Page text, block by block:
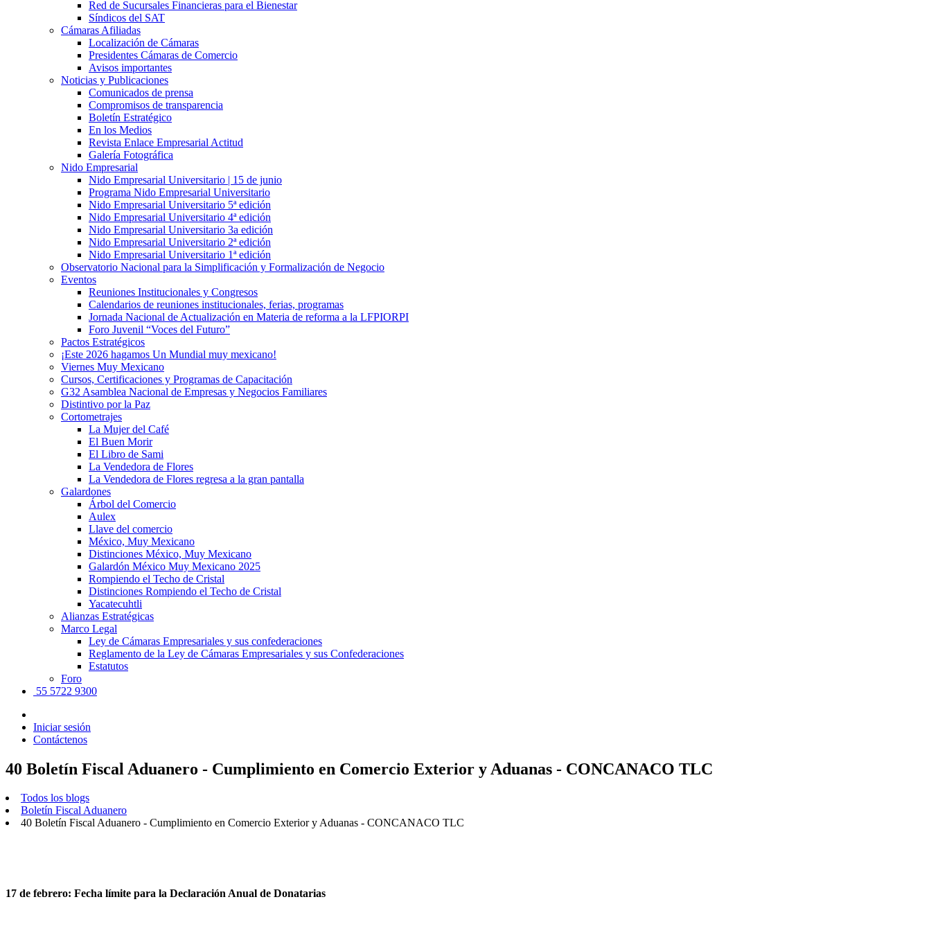
Red de Sucursales Financieras para el Bienestar
Síndicos del SAT
Cámaras Afiliadas
Localización de Cámaras
Presidentes Cámaras de Comercio
Avisos importantes
Noticias y Publicaciones
Comunicados de prensa
Compromisos de transparencia
Boletín Estratégico
En los Medios
Revista Enlace Empresarial Actitud
Galería Fotográfica
Nido Empresarial
Nido Empresarial Universitario | 15 de junio
Programa Nido Empresarial Universitario
Nido Empresarial Universitario 5ª edición
Nido Empresarial Universitario 4ª edición
Nido Empresarial Universitario 3a edición
Nido Empresarial Universitario 2ª edición
Nido Empresarial Universitario 1ª edición
Observatorio Nacional para la Simplificación y Formalización de Negocio
Eventos
Reuniones Institucionales y Congresos
Calendarios de reuniones institucionales, ferias, programas
Jornada Nacional de Actualización en Materia de reforma a la LFPIORPI
Foro Juvenil “Voces del Futuro”
Pactos Estratégicos
¡Este 2026 hagamos Un Mundial muy mexicano!
Viernes Muy Mexicano
Cursos, Certificaciones y Programas de Capacitación
G32 Asamblea Nacional de Empresas y Negocios Familiares
Distintivo por la Paz
Cortometrajes
La Mujer del Café
El Buen Morir
El Libro de Sami
La Vendedora de Flores
La Vendedora de Flores regresa a la gran pantalla
Galardones
Árbol del Comercio
Aulex
Llave del comercio
México, Muy Mexicano
Distinciones México, Muy Mexicano
Galardón México Muy Mexicano 2025
Rompiendo el Techo de Cristal
Distinciones Rompiendo el Techo de Cristal
Yacatecuhtli
Alianzas Estratégicas
Marco Legal
Ley de Cámaras Empresariales y sus confederaciones
Reglamento de la Ley de Cámaras Empresariales y sus Confederaciones
Estatutos
Foro
55 5722 9300
Iniciar sesión
Contáctenos
40 Boletín Fiscal Aduanero - Cumplimiento en Comercio Exterior y Aduanas - CONCANACO TLC
Todos los blogs
Boletín Fiscal Aduanero
40 Boletín Fiscal Aduanero - Cumplimiento en Comercio Exterior y Aduanas - CONCANACO TLC
17 de febrero: Fecha límite para la Declaración Anual de Donatarias